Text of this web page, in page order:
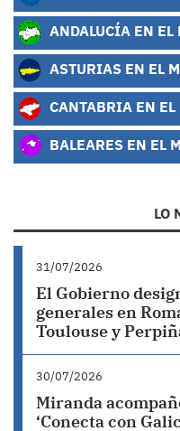
ANDALUCÍA EN EL
ASTURIAS EN EL
CANTABRIA EN EL
BALEARES EN EL
LO
31/07/2026
El Gobierno
generales en
Toulouse y
30/07/2026
Miranda
‘Conecta con